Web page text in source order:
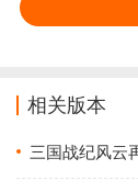
相关版本
三国战纪风云